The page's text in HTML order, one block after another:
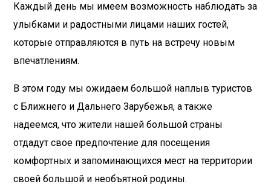
Каждый день мы имеем возможность наблюдать за
улыбками и радостными лицами наших гостей,
которые отправляются в путь на встречу новым
впечатлениям.
В этом году мы ожидаем большой наплыв туристов
с Ближнего и Дальнего Зарубежья, а также
надеемся, что жители нашей большой страны
отдадут свое предпочтение для посещения
комфортных и запоминающихся мест на территории
своей большой и необъятной родины.